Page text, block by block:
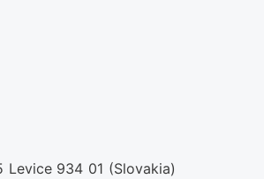
Levice 934 01 (Slovakia)